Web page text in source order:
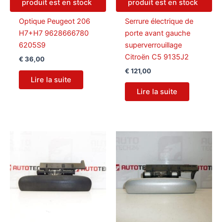
produit est en stock
Optique Peugeot 206
H7+H7 9628666780
6205S9
€ 36,00
Lire la suite
produit est en stock
Serrure électrique de
porte avant gauche
superverrouillage
Citroën C5 9135J2
€ 121,00
Lire la suite